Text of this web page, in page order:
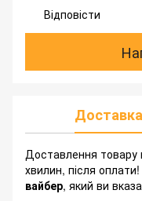
Відповісти
Доставка
Доставлення товару
хвилин, після оплати!
вайбер, який ви